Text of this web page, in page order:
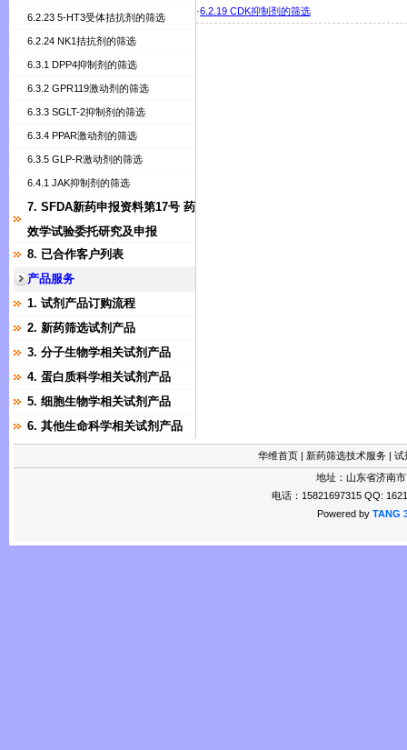
6.2.23 5-HT3受体拮抗剂的筛选
6.2.24 NK1拮抗剂的筛选
6.3.1 DPP4抑制剂的筛选
6.3.2 GPR119激动剂的筛选
6.3.3 SGLT-2抑制剂的筛选
6.3.4 PPAR激动剂的筛选
6.3.5 GLP-R激动剂的筛选
6.4.1 JAK抑制剂的筛选
7. SFDA新药申报资料第17号 药
效学试验委托研究及申报
8. 已合作客户列表
产品服务
1. 试剂产品订购流程
2. 新药筛选试剂产品
3. 分子生物学相关试剂产品
4. 蛋白质科学相关试剂产品
5. 细胞生物学相关试剂产品
6. 其他生命科学相关试剂产品
·6.2.19 CDK抑制剂的筛选
华维首页 | 新药筛选技术服务 | 试
地址：山东省济南
电话：15821697315 QQ:
Powered by TANG